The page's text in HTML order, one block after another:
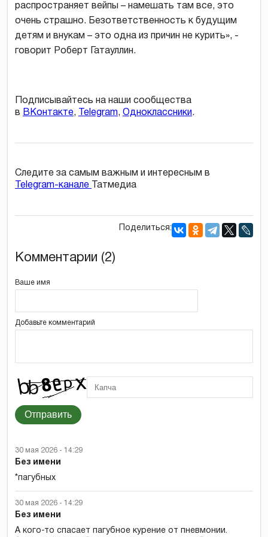
распространяет вейпы – намешать там все, это
очень страшно. Безответственность к будущим
детям и внукам – это одна из причин не курить», -
говорит Роберт Гатауллин.
Подписывайтесь на наши сообщества
в ВКонтакте, Telegram, Одноклассники .
Следите за самым важным и интересным в
Telegram-канале
Татмедиа
Поделиться:
Комментарии (2)
Ваше имя
Добавьте комментарий
Отправить
30 мая 2026 - 14:29
Без имени
*пагубных
30 мая 2026 - 14:29
Без имени
А кого-то спасает пагубное курение от пневмонии.